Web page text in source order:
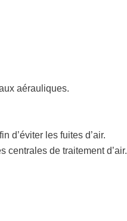
aérauliques.
d’éviter les fuites d’air.
centrales de traitement d’air.